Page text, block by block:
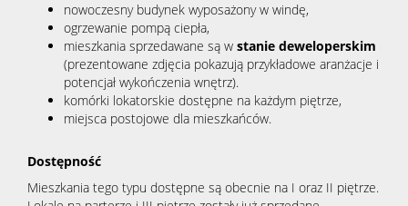
nowoczesny budynek wyposażony w windę,
ogrzewanie pompą ciepła,
mieszkania sprzedawane są w stanie deweloperskim
(prezentowane zdjęcia pokazują przykładowe aranżacje i
potencjał wykończenia wnętrz).
komórki lokatorskie dostępne na każdym piętrze,
miejsca postojowe dla mieszkańców.
Dostępność
Mieszkania tego typu dostępne są obecnie na I oraz II piętrze.